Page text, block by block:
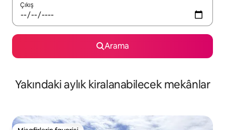
Çıkış
Arama
Yakındaki aylık kiralanabilecek mekânlar